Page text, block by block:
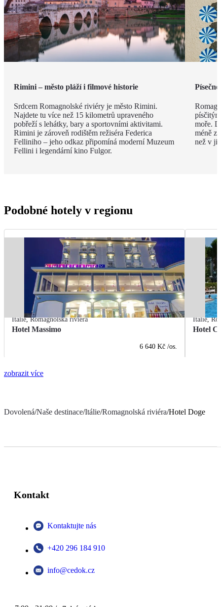
Rimini – město pláží i filmové historie
Srdcem Romagnolské riviéry je město Rimini.
Najdete tu více než 15 kilometrů upraveného
pobřeží s lehátky, bary a sportovními aktivitami.
Rimini je zároveň rodištěm režiséra Federica
Felliniho – jeho odkaz připomíná moderní Muzeum
Fellini i legendární kino Fulgor.
moře.
méně
než v
Podobné hotely v regionu
Itálie,Romagnolská riviéra
Hotel Massimo
6 640 Kč /os.
Itálie,
Hotel
zobrazit více
Dovolená/Naše destinace/Itálie/Romagnolská riviéra/Hotel Doge
Kontakt
Kontaktujte nás
+420 296 184 910
info@cedok.cz